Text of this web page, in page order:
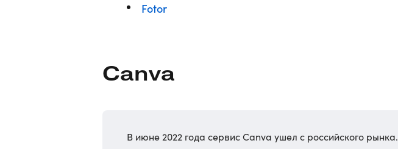
Fotor
Canva
В июне 2022 года сервис Canva ушел с российского рынка.